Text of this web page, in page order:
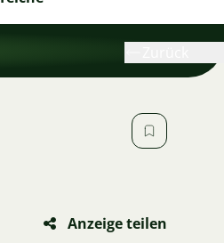
Anzeige teilen